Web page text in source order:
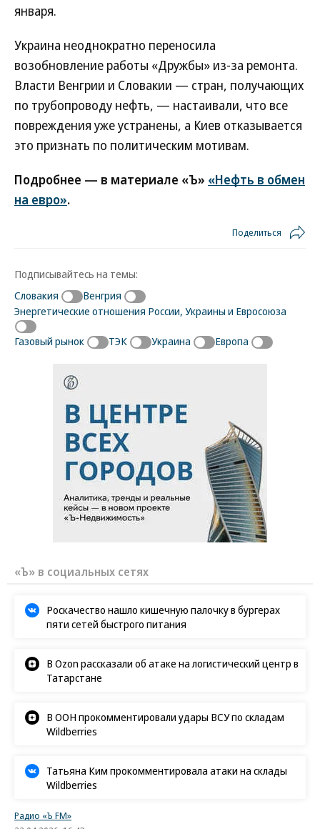
января.
Украина неоднократно переносила
возобновление работы «Дружбы» из-за ремонта.
Власти Венгрии и Словакии — стран, получающих
по трубопроводу нефть, — настаивали, что все
повреждения уже устранены, а Киев отказывается
это признать по политическим мотивам.
Подробнее — в материале «Ъ» «Нефть в обмен
на евро».
Поделиться
Подписывайтесь на темы:
Словакия
Венгрия
Энергетические отношения России, Украины и Евросоюза
Газовый рынок ТЭК Украина Европа
«Ъ» в социальных сетях
Роскачество нашло кишечную палочку в бургерах
пяти сетей быстрого питания
В Ozon рассказали об атаке на логистический центр в
Татарстане
В ООН прокомментировали удары ВСУ по складам
Wildberries
Татьяна Ким прокомментировала атаки на склады
Wildberries
Радио «Ъ FM»